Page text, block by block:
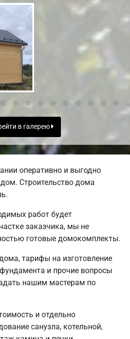
в галерею
оперативно и выгодно
Строительство дома
работ будет
заказчика, мы не
готовые домокомплекты.
тарифы на изготовление
и прочие вопросы
нашим мастерам по
и отдельно
санузла, котельной,